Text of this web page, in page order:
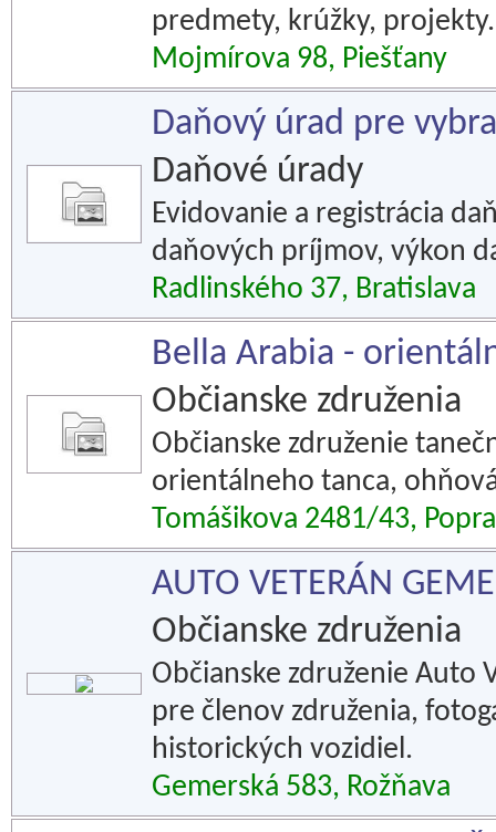
predmety, krúžky, projekty.
Mojmírova 98, Piešťany
Daňový úrad pre
Daňové úrady
Evidovanie a registrácia
daňových príjmov, výkon
Radlinského 37, Bratislava
Bella Arabia -
Občianske združenia
Občianske združenie
orientálneho tanca,
Tomášikova 2481/43,
AUTO VETERÁN
Občianske združenia
Občianske združenie Auto
pre členov združenia,
historických vozidiel.
Gemerská 583, Rožňava